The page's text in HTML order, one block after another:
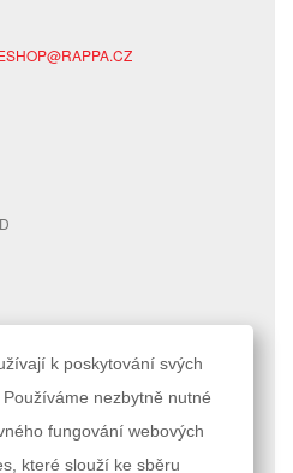
ÚČET
MŮJ ÚČET
STAV OBJEDNÁVKY
k poskytování svých
nezbytně nutné
fungování webových
které slouží ke sběru